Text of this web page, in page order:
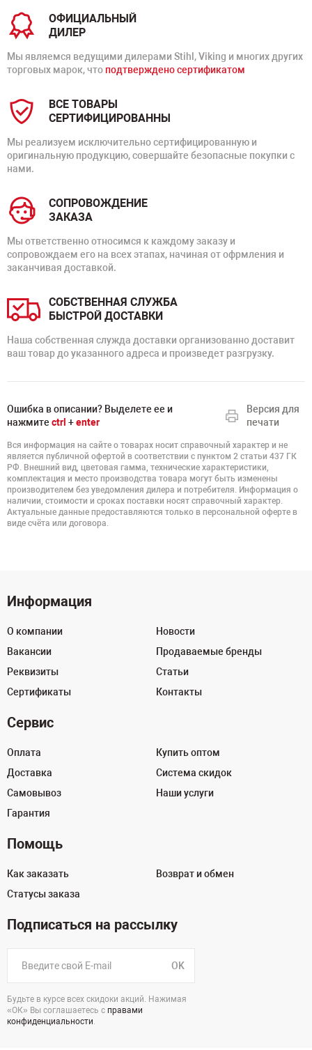
ОФИЦИАЛЬНЫЙ
ДИЛЕР
Мы являемся ведущими дилерами Stihl, Viking и многих других
торговых марок, что подтверждено сертификатом
ВСЕ ТОВАРЫ
СЕРТИФИЦИРОВАННЫ
Мы реализуем исключительно сертифицированную и
оригинальную продукцию, совершайте безопасные покупки с
нами.
СОПРОВОЖДЕНИЕ
ЗАКАЗА
Мы ответственно относимся к каждому заказу и
сопровождаем его на всех этапах, начиная от офрмления и
заканчивая доставкой.
СОБСТВЕННАЯ СЛУЖБА
БЫСТРОЙ ДОСТАВКИ
Наша собственная служда доставки организованно доставит
ваш товар до указанного адреса и произведет разгрузку.
Ошибка в описании? Выделете ее и
нажмите ctrl +enter
Версия для
печати
Вся информация на сайте о товарах носит справочный характер и не
является публичной офертой в соответствии с пунктом 2 статьи 437 ГК
РФ. Внешний вид, цветовая гамма, технические характеристики,
комплектация и место производства товара могут быть изменены
производителем без уведомления дилера и потребителя. Информация о
наличии, стоимости и сроках поставки носят справочный характер.
Актуальные данные предоставляются только в персональной оферте в
виде счёта или договора.
Информация
О компании
Вакансии
Реквизиты
Сертификаты
Новости
Продаваемые бренды
Статьи
Контакты
Сервис
Оплата
Доставка
Самовывоз
Гарантия
Купить оптом
Система скидок
Наши услуги
Помощь
Как заказать
Статусы заказа
Возврат и обмен
Подписаться на рассылку
OK
Будьте в курсе всех скидоки акций. Нажимая
«ОК» Вы соглашаетесь с правами
конфиденциальности.